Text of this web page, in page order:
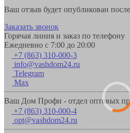
Ваш отзыв будет опубликован
Заказать звонок
Горячая линия и заказ по телефону
Ежедневно с 7:00 до 20:00
+7 (863) 310-000-3
info@vashdom24.ru
Telegram
Max
Ваш Дом Профи - отдел оптовых
+7 (863) 310-000-4
opt@vashdom24.ru